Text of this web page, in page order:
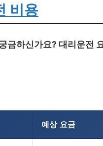
비용
금하신가요? 대리운전
예상 요금